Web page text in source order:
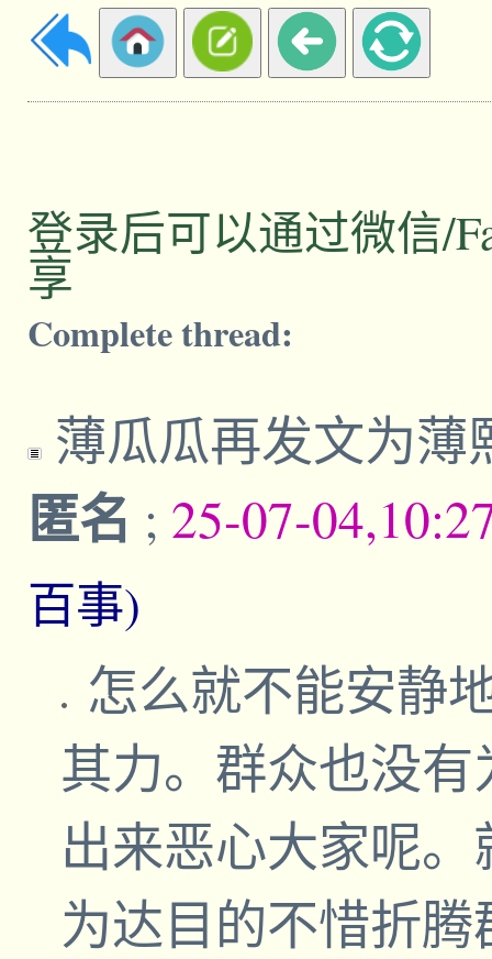
登录后可以通过微信/
享
Complete thread:
薄瓜瓜再发文为
匿名 ; 25-07-
百事)
怎么就不能安静
其力。群众也没
出来恶心大家呢
为达目的不惜折